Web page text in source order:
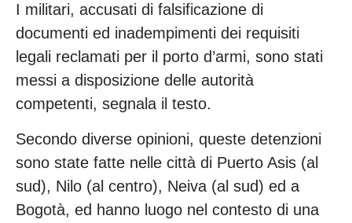
I militari, accusati di falsificazione di
documenti ed inadempimenti dei requisiti
legali reclamati per il porto d’armi, sono stati
messi a disposizione delle autorità
competenti, segnala il testo.
Secondo diverse opinioni, queste detenzioni
sono state fatte nelle città di Puerto Asis (al
sud), Nilo (al centro), Neiva (al sud) ed a
Bogotà, ed hanno luogo nel contesto di una